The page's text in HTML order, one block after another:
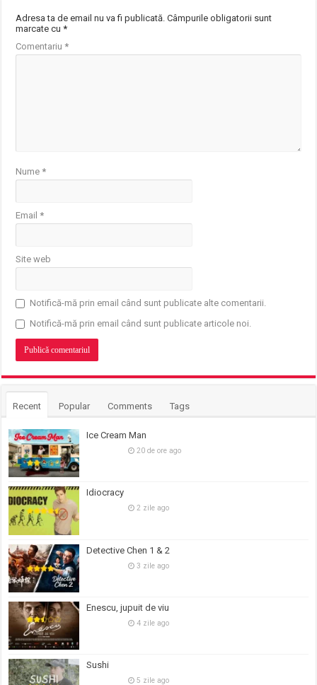
Adresa ta de email nu va fi publicată. Câmpurile obligatorii sunt
marcate cu*
Comentariu*
Nume*
Email*
Site web
Notifică-mă prin email când sunt publicate alte comentarii.
Notifică-mă prin email când sunt publicate articole noi.
Recent Popular Comments Tags
Ice Cream Man
20 de ore ago
Idiocracy
2 zile ago
Detective Chen 1 & 2
3 zile ago
Enescu, jupuit de viu
4 zile ago
Sushi
5 zile ago